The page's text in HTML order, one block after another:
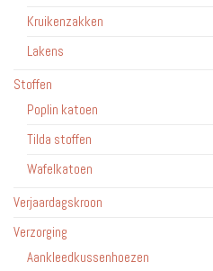
Kruikenzakken
Lakens
Stoffen
Poplin katoen
Tilda stoffen
Wafelkatoen
Verjaardagskroon
Verzorging
Aankleedkussenhoezen